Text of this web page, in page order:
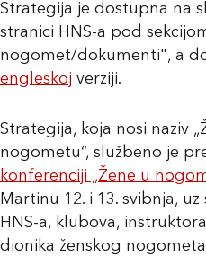
Strategija je dostupna na
stranici HNS-a pod
nogomet/dokumenti", a
engleskoj verziji.
Strategija, koja nosi naziv
nogometu“, službeno je
konferenciji „Žene u
Martinu 12. i 13. svibnja,
HNS-a, klubova,
dionika ženskog